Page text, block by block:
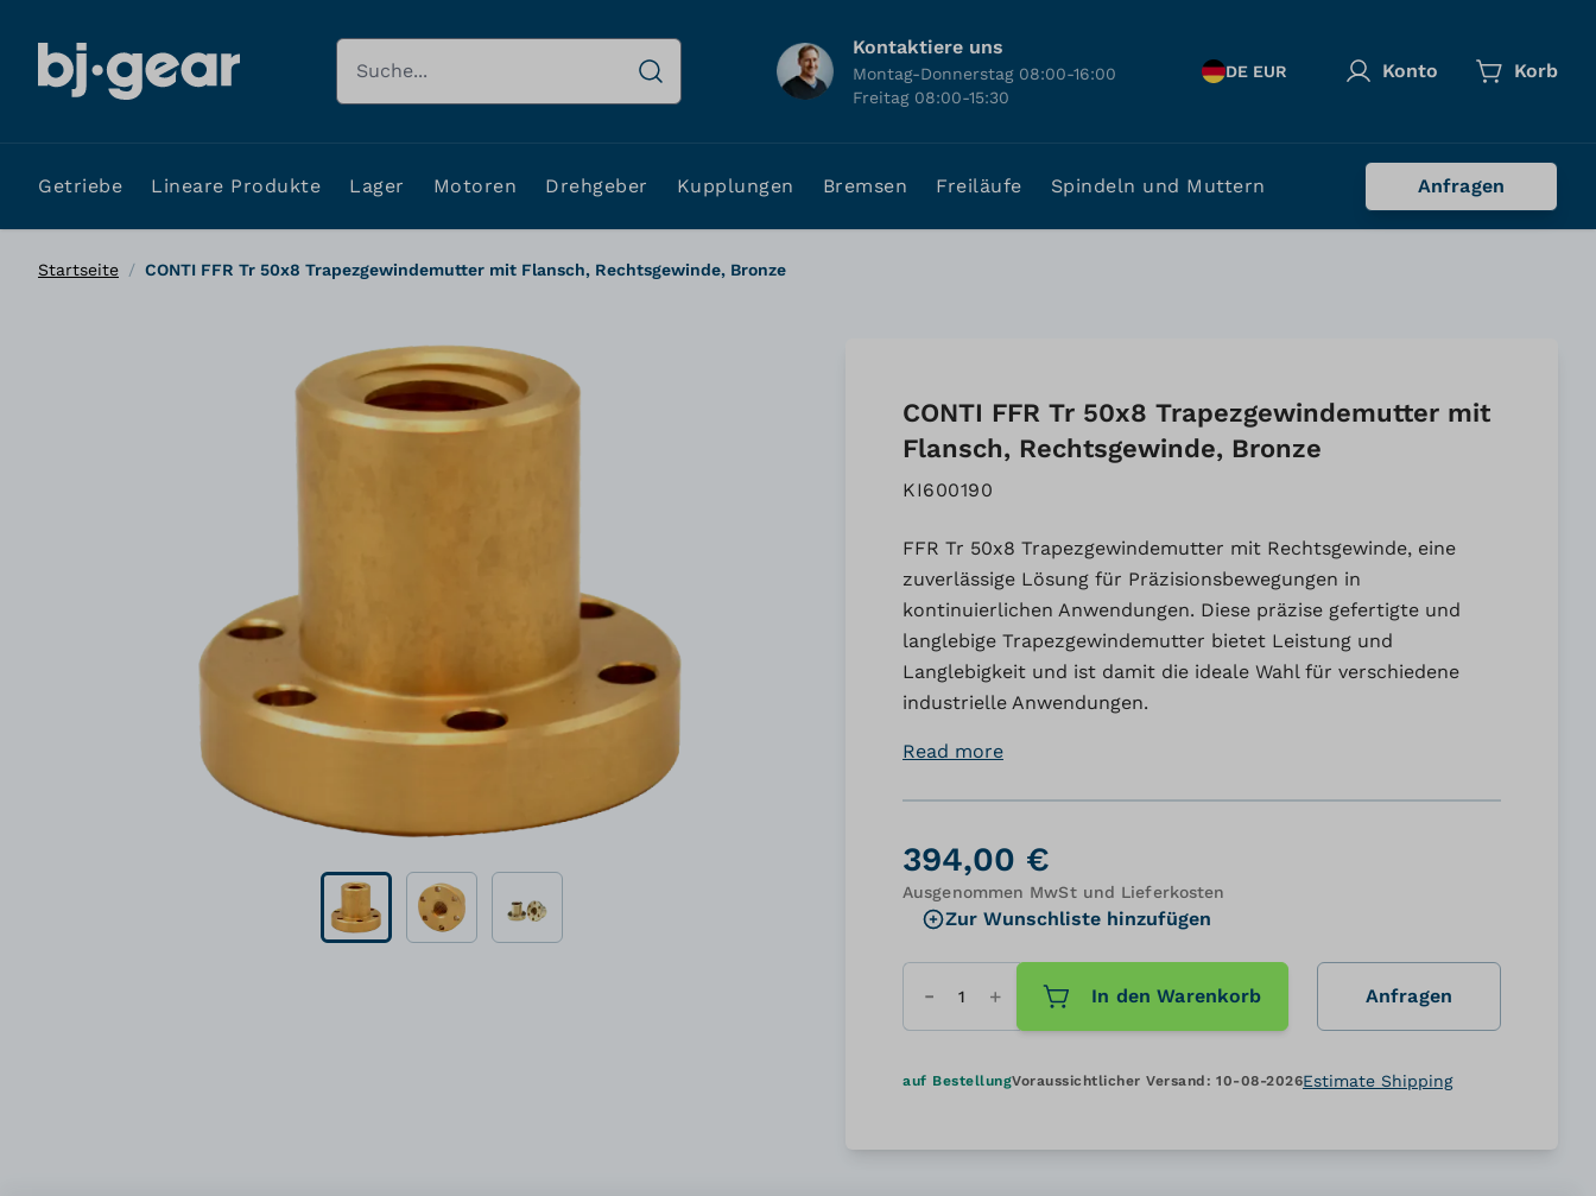
Suche Kontaktiere uns
Montag-Donnerstag 08:00-16:00
Freitag 08:00-15:30
DE EUR Konto Korb
Getriebe Lineare Produkte Lager Motoren Drehgeber Kupplungen Bremsen Freiläufe Spindeln und Muttern Anfragen
Startseite / CONTI FFR Tr 50x8 Trapezgewindemutter mit Flansch, Rechtsgewinde, Bronze
CONTI FFR Tr 50x8 Trapezgewindemutter mit
Flansch, Rechtsgewinde, Bronze
KI600190
FFR Tr 50x8 Trapezgewindemutter mit Rechtsgewinde, eine
zuverlässige Lösung für Präzisionsbewegungen in
kontinuierlichen Anwendungen. Diese präzise gefertigte und
langlebige Trapezgewindemutter bietet Leistung und
Langlebigkeit und ist damit die ideale Wahl für verschiedene
industrielle Anwendungen.
Read more
394,00 €
Ausgenommen MwSt und Lieferkosten
Zur Wunschliste hinzufügen
Menge In den Warenkorb Anfragen
auf BestellungVoraussichtlicher Versand: 10-08-2026Estimate Shipping